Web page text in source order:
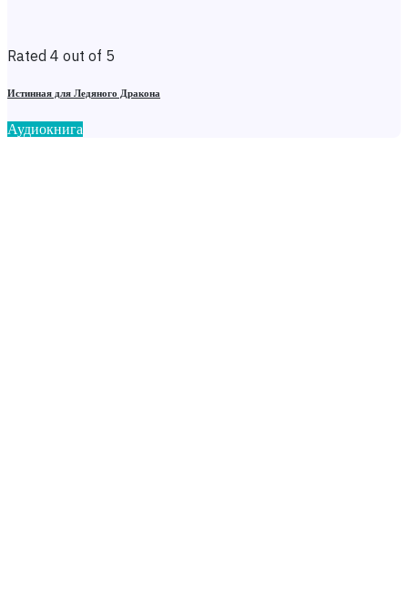
Rated 4 out of 5
Истинная для Ледяного Дракона
Аудиокнига